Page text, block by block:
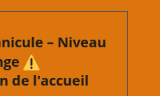
– Niveau
de l'accueil